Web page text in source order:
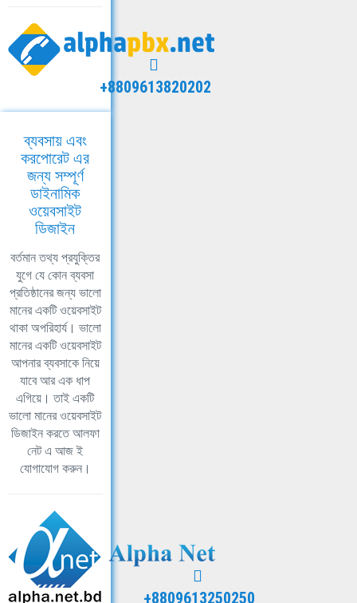
+8809613820202
ব্যবসায় এবং
করপোরেট এর
জন্য সম্পূর্ণ
ডাইনামিক
ওয়েবসাইট
ডিজাইন
বর্তমান তথ্য প্রযুক্তির
যুগে যে কোন ব্যবসা
প্রতিষ্ঠানের জন্য ভালো
মানের একটি ওয়েবসাইট
থাকা অপরিহার্য। ভালো
মানের একটি ওয়েবসাইট
আপনার ব্যবসাকে নিয়ে
যাবে আর এক ধাপ
এগিয়ে। তাই একটি
ভালো মানের ওয়েবসাইট
ডিজাইন করতে আলফা
নেট এ আজ ই
যোগাযোগ করুন।
+8809613250250